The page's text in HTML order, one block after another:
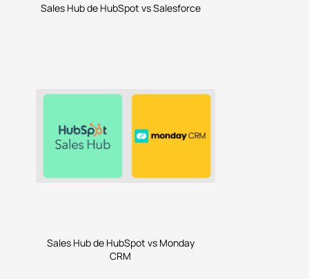
Sales Hub de HubSpot vs Salesforce
Sales Hub de HubSpot vs Monday
CRM